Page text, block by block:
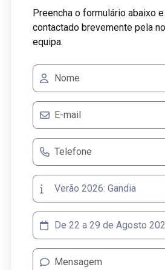
Preencha o formulário abaixo
contactado brevemente pela
equipa.